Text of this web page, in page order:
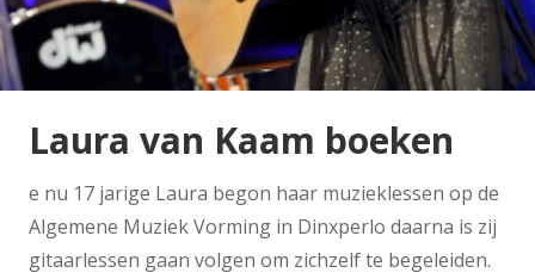
Laura van Kaam boeken
e nu 17 jarige Laura begon haar muzieklessen op de
Algemene Muziek Vorming in Dinxperlo daarna is zij
gitaarlessen gaan volgen om zichzelf te begeleiden.